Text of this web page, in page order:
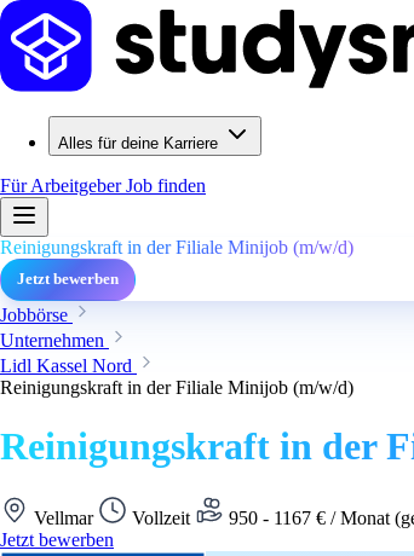
Alles für deine Karriere
Für ArbeitgeberJob finden
Reinigungskraft in der Filiale Minijob (m/w/d)
Jetzt bewerben
Jobbörse
Unternehmen
Lidl Kassel Nord
Reinigungskraft in der Filiale Minijob (m/w/d)
Reinigungskraft in der
Vellmar Vollzeit 950 - 1167 € / Monat
Jetzt bewerben